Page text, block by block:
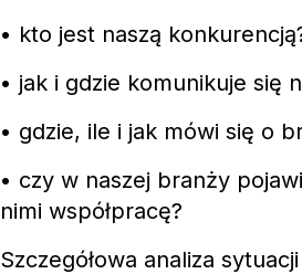
• kto jest naszą
• jak i gdzie komunikuje się
• gdzie, ile i jak mówi się o
• czy w naszej branży
nimi współpracę?
Szczegółowa analiza